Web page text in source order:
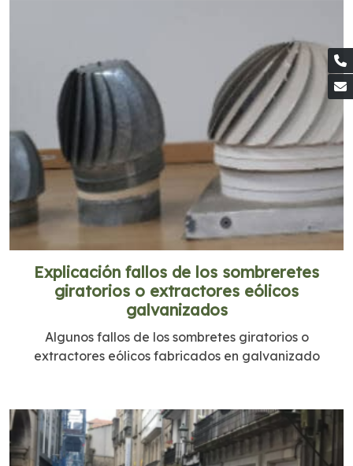
Explicación fallos de los sombreretes
giratorios o extractores eólicos
galvanizados
Algunos fallos de los sombretes giratorios o
extractores eólicos fabricados en galvanizado